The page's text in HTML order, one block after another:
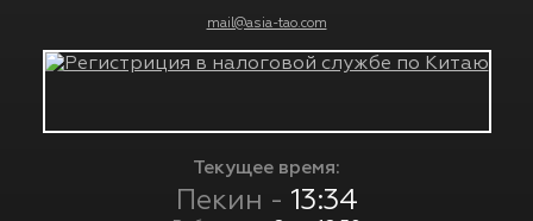
mail@asia-tao.com
Текущее время:
Пекин - 13:34